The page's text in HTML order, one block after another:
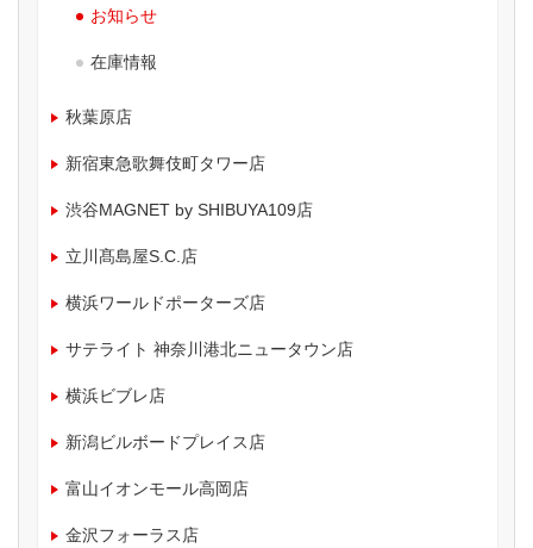
お知らせ
在庫情報
秋葉原店
新宿東急歌舞伎町タワー店
渋谷MAGNET by SHIBUYA109店
立川髙島屋S.C.店
横浜ワールドポーターズ店
サテライト 神奈川港北ニュータウン店
横浜ビブレ店
新潟ビルボードプレイス店
富山イオンモール高岡店
金沢フォーラス店